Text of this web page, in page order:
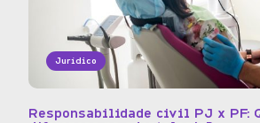
Jurídico
Responsabilidade civil PJ x PF: